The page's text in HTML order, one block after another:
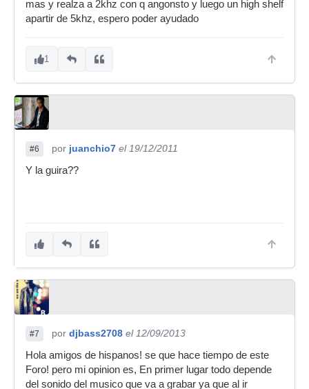
mas y realza a 2khz con q angonsto y luego un high shelf
apartir de 5khz, espero poder ayudado
1
#6 por juanchio7 el 19/12/2011
Y la guira??
#7 por djbass2708 el 12/09/2013
Hola amigos de hispanos! se que hace tiempo de este
Foro! pero mi opinion es, En primer lugar todo depende
del sonido del musico que va a grabar ya que al ir